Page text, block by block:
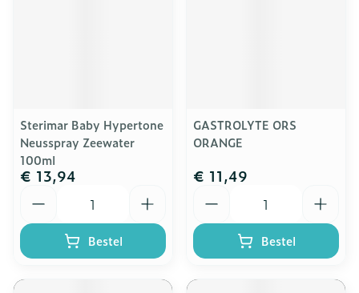
Sterimar Baby Hypertone
Neusspray Zeewater
100ml
€ 13,94
Bestel
GASTROLYTE ORS
ORANGE
€ 11,49
Bestel